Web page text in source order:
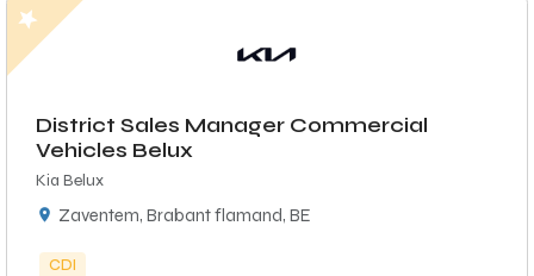
District Sales Manager Commercial
Vehicles Belux
Kia Belux
Zaventem, Brabant flamand, BE
CDI